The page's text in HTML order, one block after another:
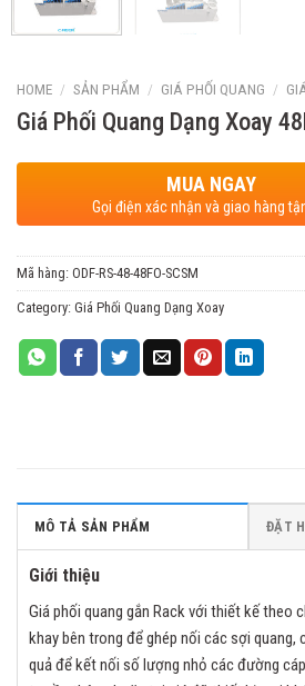
HOME / SẢN PHẨM / GIÁ PHỐI QUANG /
Giá Phối Quang Dạng Xoay
MUA NGAY
Gọi điện xác nhận và giao hàng
Mã hàng: ODF-RS-48-48FO-SCSM
Category: Giá Phối Quang Dạng Xoay
MÔ TẢ SẢN PHẨM ĐẶT
Giới thiệu
Giá phối quang gắn Rack với thiết kế theo
khay bên trong để ghép nối các sợi quang,
quả để kết nối số lượng nhỏ các đường